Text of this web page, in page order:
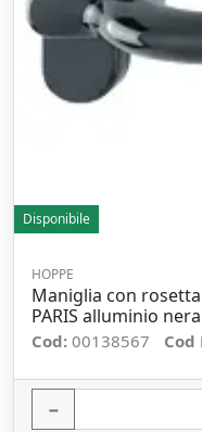
Disponibile
HOPPE
Maniglia con
PARIS alluminio nera
Cod: 00138567
−